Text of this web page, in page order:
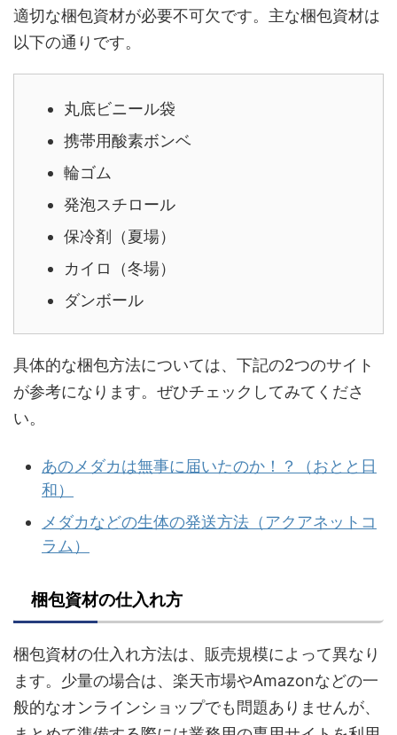
適切な梱包資材が必要不可欠です。主な梱包資材は
以下の通りです。
丸底ビニール袋
携帯用酸素ボンベ
輪ゴム
発泡スチロール
保冷剤（夏場）
カイロ（冬場）
ダンボール
具体的な梱包方法については、下記の2つのサイト
が参考になります。ぜひチェックしてみてくださ
い。
あのメダカは無事に届いたのか！？（おとと日
和）
メダカなどの生体の発送方法（アクアネットコ
ラム）
梱包資材の仕入れ方
梱包資材の仕入れ方法は、販売規模によって異なり
ます。少量の場合は、楽天市場やAmazonなどの一
般的なオンラインショップでも問題ありませんが、